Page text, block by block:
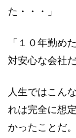
た・・・」
「１０年勤め
対安心な会社
人生ではこん
れは完全に想
かったことだ。